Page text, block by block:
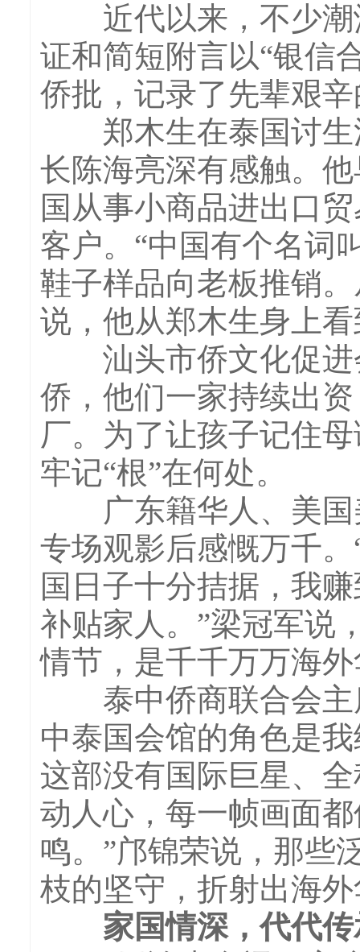
近代以来，不少潮
证和简短附言以“银信
侨批，记录了先辈艰
郑木生在泰国讨生
长陈海亮深有感触。
国从事小商品进出口
客户。“中国有个名词
鞋子样品向老板推销
说，他从郑木生身上
汕头市侨文化促进
侨，他们一家持续出
厂。为了让孩子记住
牢记“根”在何处。
广东籍华人、美国
专场观影后感慨万千
国日子十分拮据，我
补贴家人。”梁冠军说
情节，是千千万万海
泰中侨商联合会主
中泰国会馆的角色是
这部没有国际巨星、
动人心，每一帧画面
鸣。”邝锦荣说，那些
枝的坚守，折射出海
家国情深，代代传